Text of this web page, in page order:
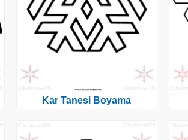
Kar Tanesi Boyama